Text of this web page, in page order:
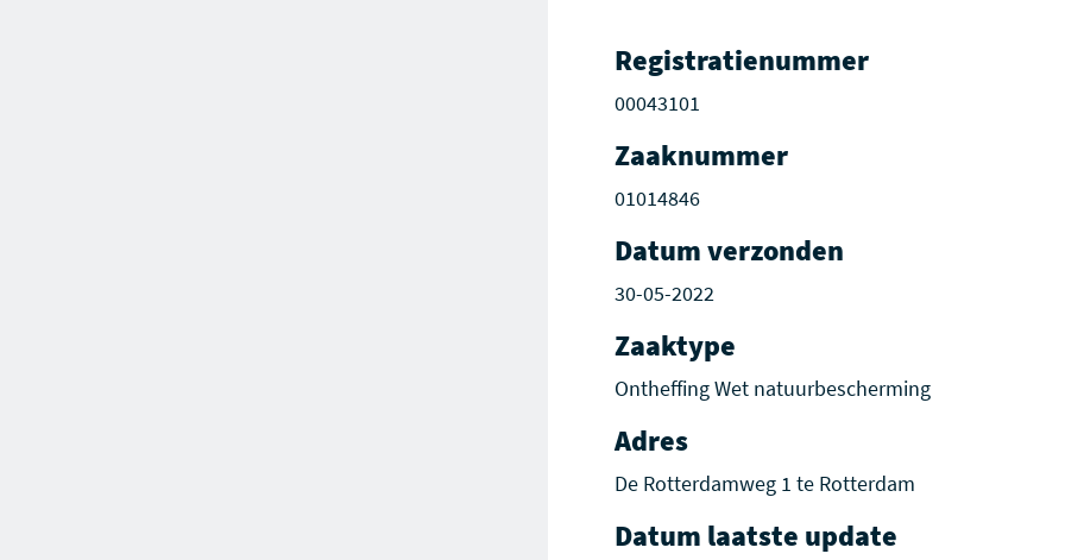
Registratienummer
00043101
Zaaknummer
01014846
Datum verzonden
30-05-2022
Zaaktype
Ontheffing Wet natuurbescherming
Adres
De Rotterdamweg 1 te Rotterdam
Datum laatste update